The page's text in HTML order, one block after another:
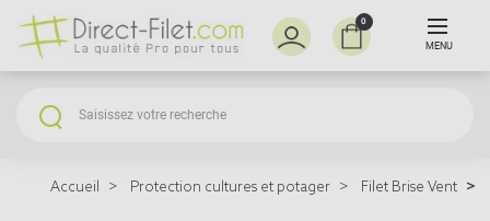
0
MENU
Accueil Protection cultures et potager Filet Brise Vent